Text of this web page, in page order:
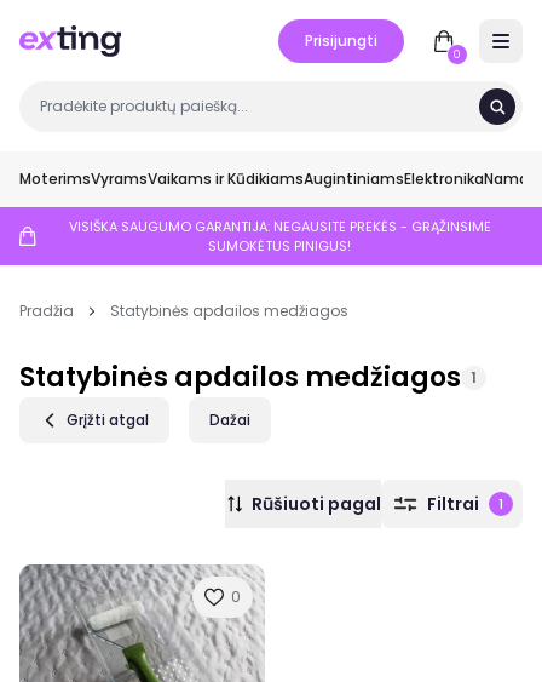
Prisijungti
0
MoterimsVyramsVaikams ir KūdikiamsAugintiniamsElektronikaNamai
VISIŠKA SAUGUMO GARANTIJA: NEGAUSITE PREKĖS - GRĄŽINSIME
SUMOKĖTUS PINIGUS!
Pradžia Statybinės apdailos medžiagos
Statybinės apdailos medžiagos 1
Grįžti atgal Dažai
Rūšiuoti pagal Filtrai 1
0